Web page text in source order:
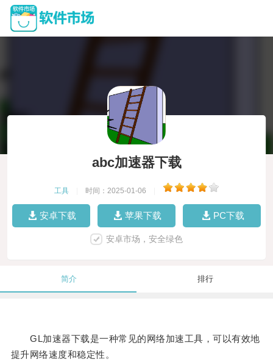
abc加速器下载
工具 时间：2025-01-06
安卓下载 苹果下载 PC下载
安卓市场，安全绿色
简介 排行
GL加速器下载是一种常见的网络加速工具，可以有效地
提升网络速度和稳定性。